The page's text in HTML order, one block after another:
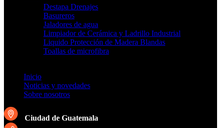
Destapa Drenajes
Basureros
Jaladores de agua
Limpiador de Cerámica y Ladrillo Industrial
Liquido Protección de Madera Blandas
Toallas de microfibra
Inicio
Noticias y novedades
Sobre nosotros
Ciudad de Guatemala